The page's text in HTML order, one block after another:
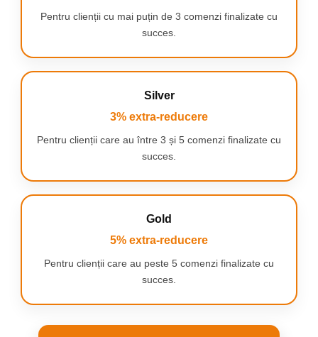
Pentru clienții cu mai puțin de 3 comenzi finalizate cu
succes.
Silver
3% extra-reducere
Pentru clienții care au între 3 și 5 comenzi finalizate cu
succes.
Gold
5% extra-reducere
Pentru clienții care au peste 5 comenzi finalizate cu
succes.